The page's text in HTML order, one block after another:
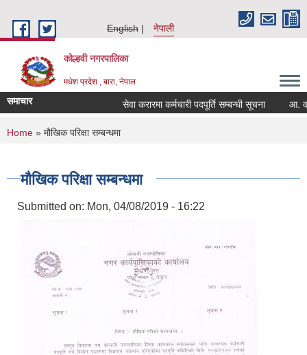
English
नेपाली
कोल्हवी नगरपालिका
मधेश प्रदेश , बारा, नेपाल
समाचार सेवा करारमा कर्मचारी पदपूर्ति सम्बन्धी सूचना आ. व.
You are here
Home » माैखिक परिक्षा सम्बन्धमा
माैखिक परिक्षा सम्बन्धमा
Submitted on: Mon, 04/08/2019 - 16:22